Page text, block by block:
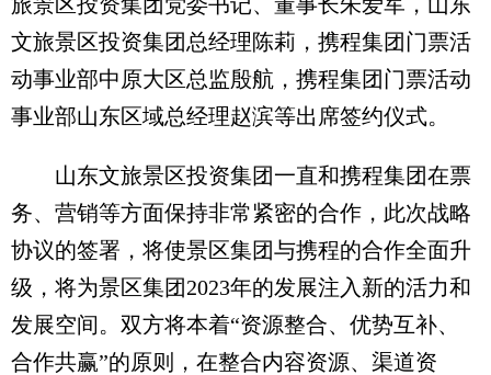
文旅景区投资集团总经理陈莉，携程集团门票活
动事业部中原大区总监殷航，携程集团门票活动
事业部山东区域总经理赵滨等出席签约仪式。
山东文旅景区投资集团一直和携程集团在票
务、营销等方面保持非常紧密的合作，此次战略
协议的签署，将使景区集团与携程的合作全面升
级，将为景区集团2023年的发展注入新的活力和
发展空间。双方将本着“资源整合、优势互补、
合作共赢”的原则，在整合内容资源、渠道资